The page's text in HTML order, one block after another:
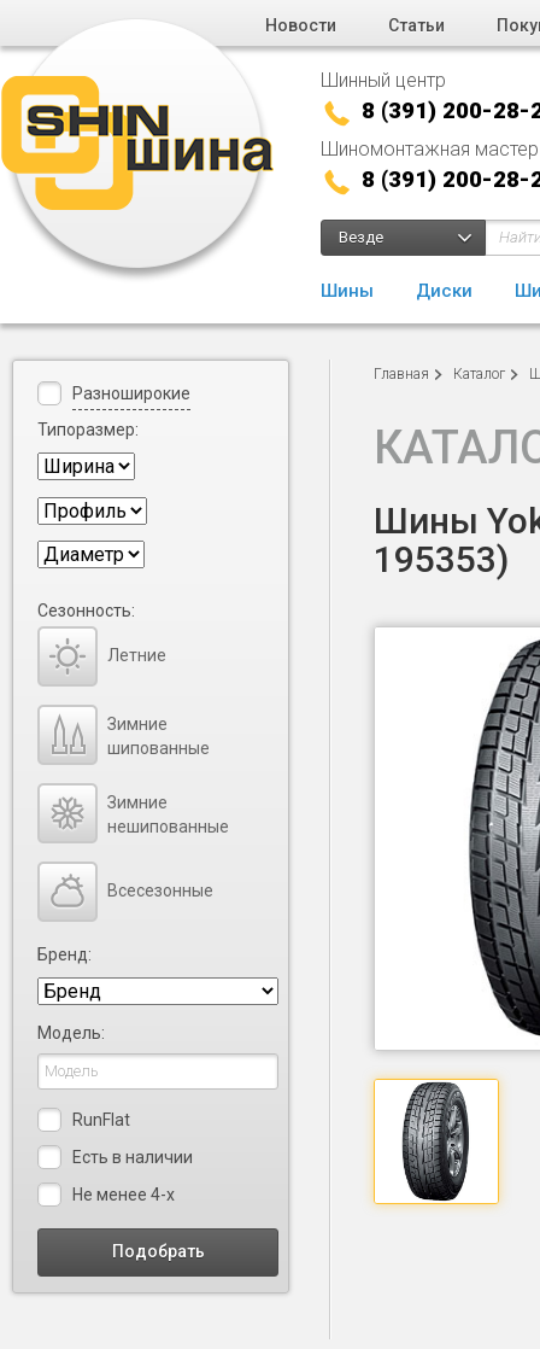
Новости Статьи
Шинный центр
8 (391) 200-28-
Шиномонтажная
8 (391) 200-28-
Везде
Шины Диски
Главная Каталог
Шины
195353)
Разноширокие
Типоразмер:
Сезонность:
Летние
Зимние
шипованные
Зимние
нешипованные
Всесезонные
Бренд:
Модель:
RunFlat
Есть в наличии
Не менее 4-х